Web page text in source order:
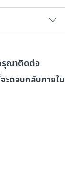
รุณาติดต่อ
จะตอบกลับภายใน